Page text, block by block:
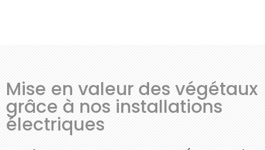
Mise en valeur des végétaux
grâce à nos installations
électriques